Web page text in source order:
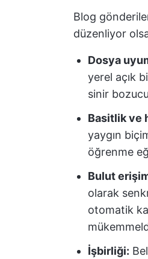
Blog
düzenliyor
Dosya
yerel açık
sinir
Basitlik ve
yaygın
öğrenme
Bulut
olarak
otomatik
İşbirliği: